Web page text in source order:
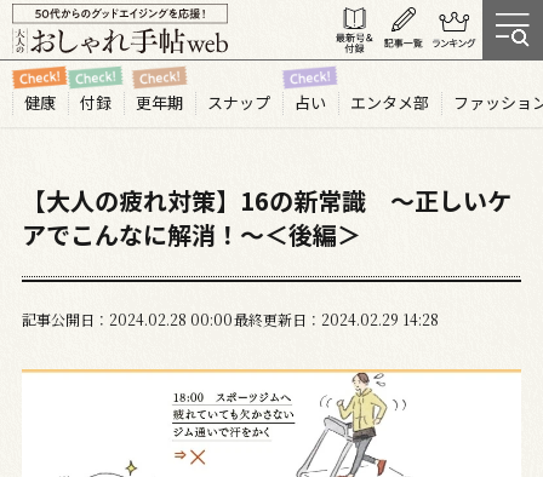
健康 付録 更年期 スナップ 占い エンタメ部 ファッショ
【大人の疲れ対策】16の新常識 ～正しいケ
アでこんなに解消！～＜後編＞
記事公開日 2024.02 28 00:00最終更新日 2024.02.29 14:28